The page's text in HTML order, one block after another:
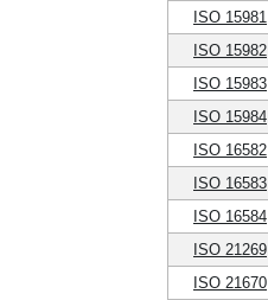
ISO 15981
ISO 15982
ISO 15983
ISO 15984
ISO 16582
ISO 16583
ISO 16584
ISO 21269
ISO 21670